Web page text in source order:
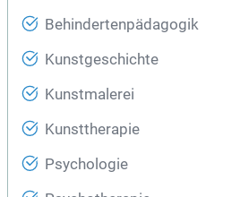
Behindertenpädagogik
Kunstgeschichte
Kunstmalerei
Kunsttherapie
Psychologie